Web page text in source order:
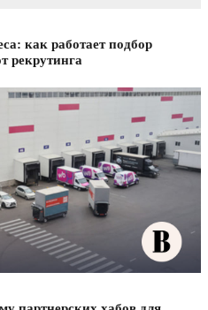
как работает подбор
рекрутинга